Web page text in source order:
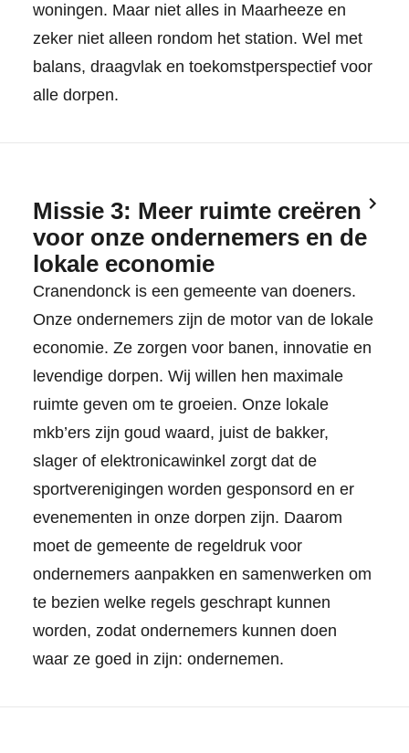
woningen. Maar niet alles in Maarheeze en
zeker niet alleen rondom het station. Wel met
balans, draagvlak en toekomstperspectief voor
alle dorpen.
Missie 3: Meer ruimte creëren
voor onze ondernemers en de
lokale economie
Cranendonck is een gemeente van doeners.
Onze ondernemers zijn de motor van de lokale
economie. Ze zorgen voor banen, innovatie en
levendige dorpen. Wij willen hen maximale
ruimte geven om te groeien. Onze lokale
mkb’ers zijn goud waard, juist de bakker,
slager of elektronicawinkel zorgt dat de
sportverenigingen worden gesponsord en er
evenementen in onze dorpen zijn. Daarom
moet de gemeente de regeldruk voor
ondernemers aanpakken en samenwerken om
te bezien welke regels geschrapt kunnen
worden, zodat ondernemers kunnen doen
waar ze goed in zijn: ondernemen.